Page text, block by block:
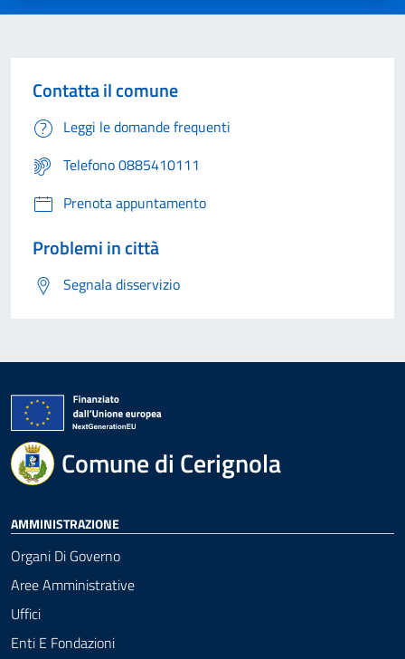
Contatta il comune
Leggi le domande frequenti
Telefono 0885410111
Prenota appuntamento
Problemi in città
Segnala disservizio
Comune di Cerignola
AMMINISTRAZIONE
Organi Di Governo
Aree Amministrative
Uffici
Enti E Fondazioni